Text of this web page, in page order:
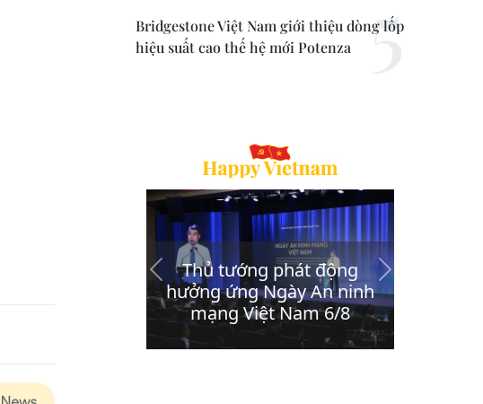
Bridgestone Việt Nam giới thiệu dòng lốp
hiệu suất cao thế hệ mới Potenza